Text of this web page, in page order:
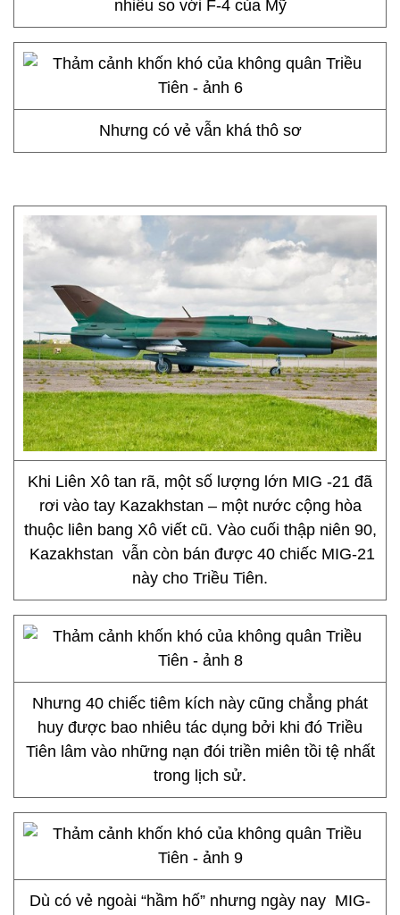
nhiều so với F-4 của Mỹ
Nhưng có vẻ vẫn khá thô sơ
Khi Liên Xô tan rã, một số lượng lớn MIG -21 đã
rơi vào tay Kazakhstan – một nước cộng hòa
thuộc liên bang Xô viết cũ. Vào cuối thập niên 90,
Kazakhstan vẫn còn bán được 40 chiếc MIG-21
này cho Triều Tiên.
Nhưng 40 chiếc tiêm kích này cũng chẳng phát
huy được bao nhiêu tác dụng bởi khi đó Triều
Tiên lâm vào những nạn đói triền miên tồi tệ nhất
trong lịch sử.
Dù có vẻ ngoài “hầm hố” nhưng ngày nay MIG-